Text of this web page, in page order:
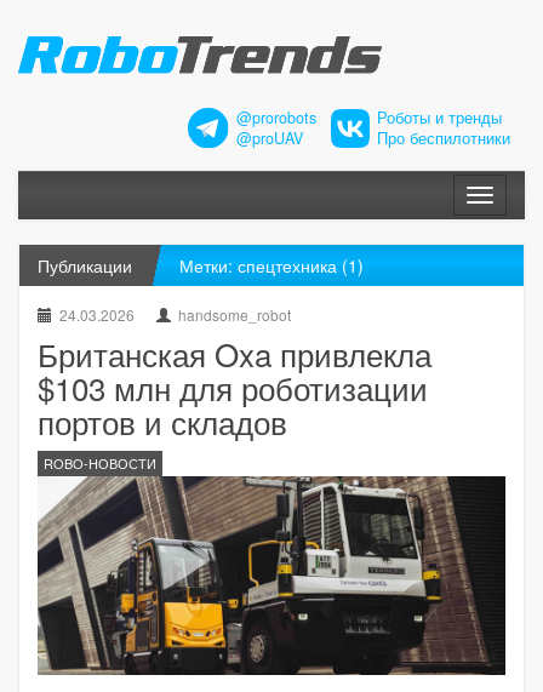
@prorobots
@proUAV
Роботы и тренды
Про беспилотники
Меню
Публикации Метки: спецтехника (1)
24.03.2026 handsome_robot
Британская Oxa привлекла
$103 млн для роботизации
портов и складов
ROBO-НОВОСТИ